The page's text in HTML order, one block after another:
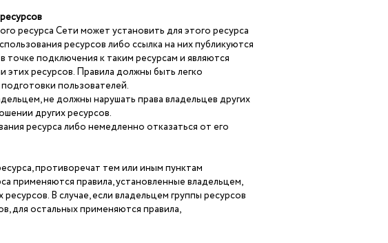
ресурса Сети может установить для этого ресурса
ресурсов либо ссылка на них публикуются
подключения к таким ресурсам и являются
ресурсов. Правила должны быть легко
пользователей.
не должны нарушать права владельцев других
других ресурсов.
ресурса либо немедленно отказаться от его
противоречат тем или иным пунктам
применяются правила, установленные владельцем,
В случае, если владельцем группы ресурсов
для остальных применяются правила,